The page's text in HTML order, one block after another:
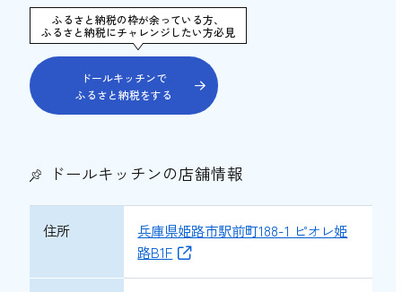
ふるさと納税の枠が余っている方、
ふるさと納税にチャレンジしたい方必見
ドールキッチンで
ふるさと納税をする
ドールキッチンの店舗情報
住所
兵庫県姫路市駅前町188-1 ピオレ姫
路B1F